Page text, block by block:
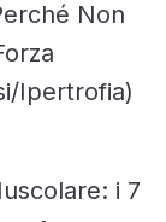
Non
Ipertrofia)
i 7